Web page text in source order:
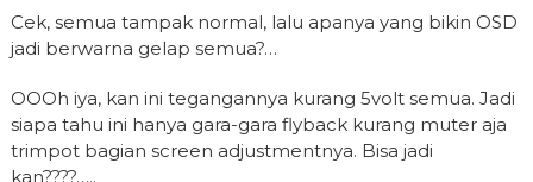
Cek, semua tampak normal, lalu apanya yang bikin OSD
jadi berwarna gelap semua?…
OOOh iya, kan ini tegangannya kurang 5volt semua. Jadi
siapa tahu ini hanya gara-gara flyback kurang muter aja
trimpot bagian screen adjustmentnya. Bisa jadi
kan????…..